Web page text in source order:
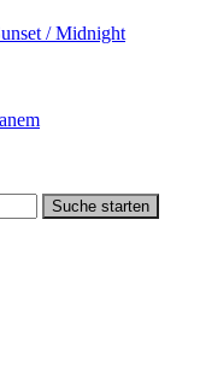
/ Midnight
Suche starten